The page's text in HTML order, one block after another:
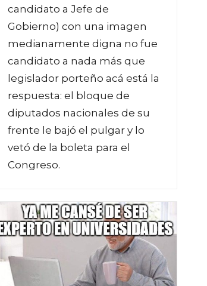
candidato a Jefe de
Gobierno) con una imagen
medianamente digna no fue
candidato a nada más que
legislador porteño acá está la
respuesta: el bloque de
diputados nacionales de su
frente le bajó el pulgar y lo
vetó de la boleta para el
Congreso.